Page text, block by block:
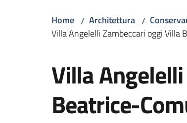
Home / Architettura /
Villa Angelelli Zambeccari oggi Villa
Villa
Beatrice-